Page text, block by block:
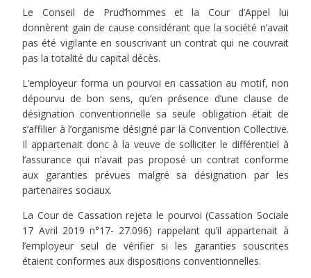
Le Conseil de Prud’hommes et la Cour d’Appel lui
donnèrent gain de cause considérant que la société n’avait
pas été vigilante en souscrivant un contrat qui ne couvrait
pas la totalité du capital décès.
L’employeur forma un pourvoi en cassation au motif, non
dépourvu de bon sens, qu’en présence d’une clause de
désignation conventionnelle sa seule obligation était de
s’affilier à l’organisme désigné par la Convention Collective.
Il appartenait donc à la veuve de solliciter le différentiel à
l’assurance qui n’avait pas proposé un contrat conforme
aux garanties prévues malgré sa désignation par les
partenaires sociaux.
La Cour de Cassation rejeta le pourvoi (Cassation Sociale
17 Avril 2019 n°17- 27.096) rappelant qu’il appartenait à
l’employeur seul de vérifier si les garanties souscrites
étaient conformes aux dispositions conventionnelles.